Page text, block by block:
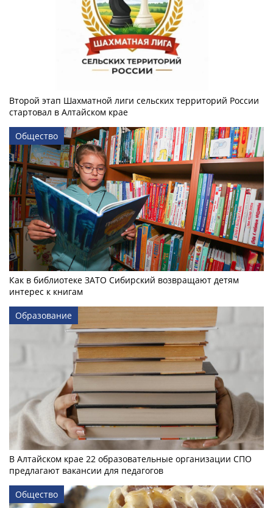
Второй этап Шахматной лиги сельских территорий России
стартовал в Алтайском крае
Общество
Как в библиотеке ЗАТО Сибирский возвращают детям
интерес к книгам
Образование
В Алтайском крае 22 образовательные организации СПО
предлагают вакансии для педагогов
Общество